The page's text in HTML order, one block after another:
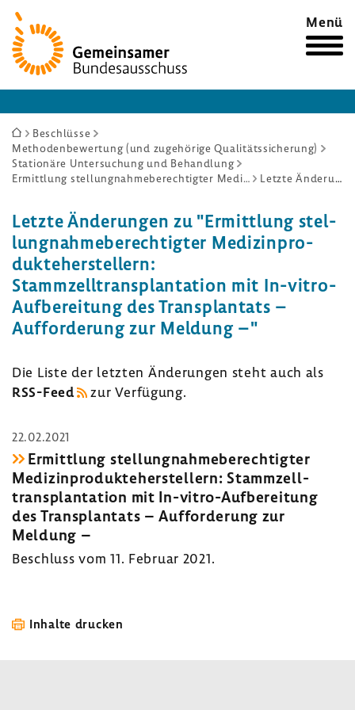
Zur
Startseite
Menü
Sie
sind
hier:
Beschlüsse
Methodenbewertung (und zugehörige Qualitätssicherung)
Stationäre Untersuchung und Behandlung
Ermittlung stellungnahmeberechtigter Medizinprodukteherstellern: Stammzelltransplantation mit In-vitro-Aufbereitung des Transplantats – Aufforderung zur Meldung –
Letzte Änderungen
Letzte Ände­rungen zu "Ermitt­lung stel­
lung­nah­me­be­rech­tigter Medi­zin­pro­
dukte­her­stel­lern:
Stamm­zell­trans­plan­ta­tion mit In-​vitro-
Aufbereitung des Trans­plan­tats –
Auffor­de­rung zur Meldung –"
Die Liste der letzten Ände­rungen steht auch als
RSS-​Feed
zur Verfü­gung.
22.02.2021
Ermitt­lung stel­lung­nah­me­be­rech­tigter
Medi­zin­pro­dukte­her­stel­lern: Stamm­zell­
trans­plan­ta­tion mit In-​vitro-Aufbereitung
des Trans­plan­tats – Auffor­de­rung zur
Meldung –
Beschluss vom 11. Februar 2021.
Inhalte drucken